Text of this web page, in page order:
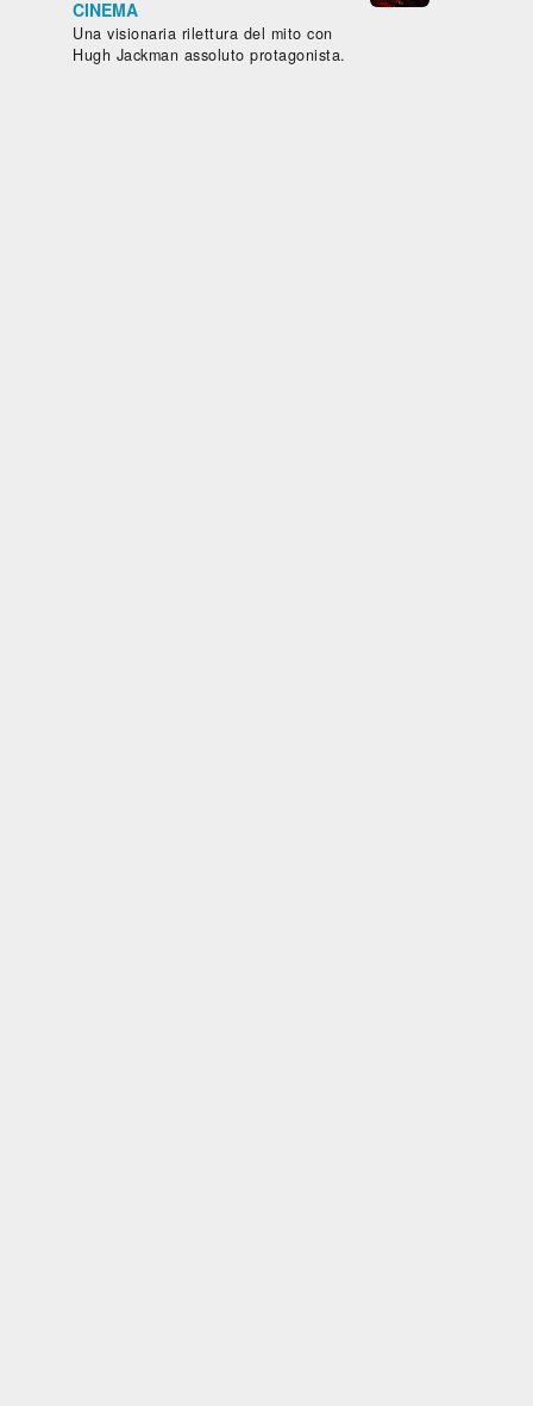
-
VOLTA
CINEMA
Una visionaria rilettura del mito con
Hugh Jackman assoluto protagonista.